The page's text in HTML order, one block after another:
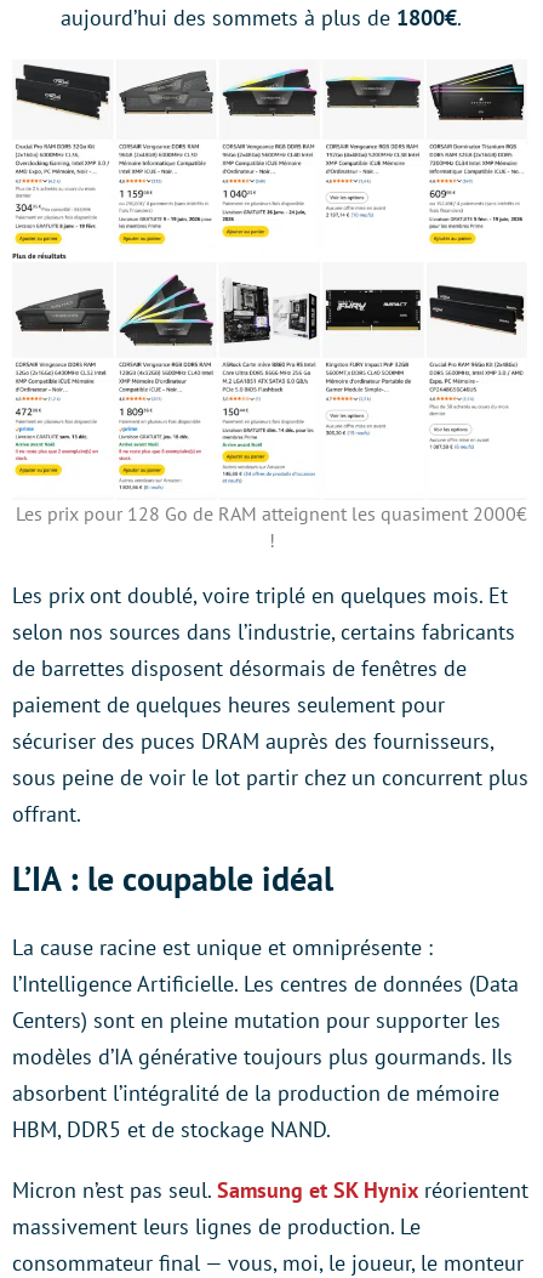
aujourd’hui des sommets à plus de 1800€.
Les prix pour 128 Go de RAM atteignent les quasiment 2000€
!
Les prix ont doublé, voire triplé en quelques mois. Et
selon nos sources dans l’industrie, certains fabricants
de barrettes disposent désormais de fenêtres de
paiement de quelques heures seulement pour
sécuriser des puces DRAM auprès des fournisseurs,
sous peine de voir le lot partir chez un concurrent plus
offrant.
L’IA : le coupable idéal
La cause racine est unique et omniprésente :
l’Intelligence Artificielle. Les centres de données (Data
Centers) sont en pleine mutation pour supporter les
modèles d’IA générative toujours plus gourmands. Ils
absorbent l’intégralité de la production de mémoire
HBM, DDR5 et de stockage NAND.
Micron n’est pas seul. Samsung et SK Hynix réorientent
massivement leurs lignes de production. Le
consommateur final — vous, moi, le joueur, le monteur